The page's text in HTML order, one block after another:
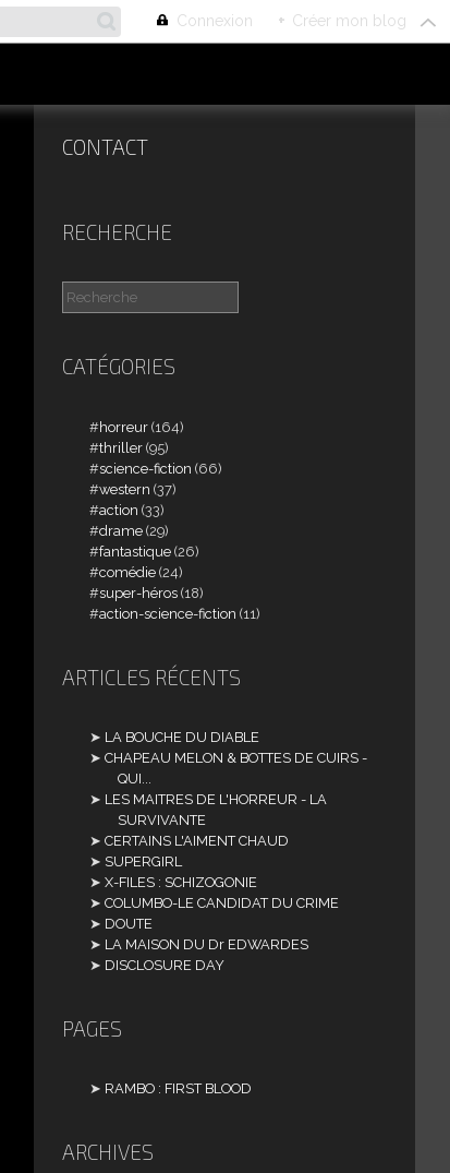
Connexion + Créer mon blog
CONTACT
RECHERCHE
CATÉGORIES
horreur (164)
thriller (95)
science-fiction (66)
western (37)
action (33)
drame (29)
fantastique (26)
comédie (24)
super-héros (18)
action-science-fiction (11)
ARTICLES RÉCENTS
LA BOUCHE DU DIABLE
CHAPEAU MELON & BOTTES DE CUIRS -
QUI...
LES MAITRES DE L'HORREUR - LA
SURVIVANTE
CERTAINS L'AIMENT CHAUD
SUPERGIRL
X-FILES : SCHIZOGONIE
COLUMBO-LE CANDIDAT DU CRIME
DOUTE
LA MAISON DU Dr EDWARDES
DISCLOSURE DAY
PAGES
RAMBO : FIRST BLOOD
ARCHIVES